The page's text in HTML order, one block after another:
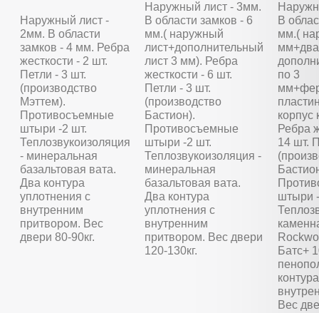
Наружный лист -
2мм. В области
замков - 4 мм. Ребра
жесткости - 2 шт.
Петли - 3 шт.
(производство
Мэттем).
Противосъемные
штыри -2 шт.
Теплозвукоизоляция
- минеральная
базальтовая вата.
Два контура
уплотнения с
внутренним
притвором. Вес
двери 80-90кг.
Наружный лист - 3мм.
В области замков - 6
мм.( наружный
лист+дополнительный
лист 3 мм). Ребра
жесткости - 6 шт.
Петли - 3 шт.
(производство
Бастион).
Противосъемные
штыри -2 шт.
Теплозвукоизоляция -
минеральная
базальтовая вата.
Два контура
уплотнения с
внутренним
притвором. Вес двери
120-130кг.
В
мм.(
мм+два
по 3
корпус
Ребра
14 шт.
штыри
Батс+
Вес